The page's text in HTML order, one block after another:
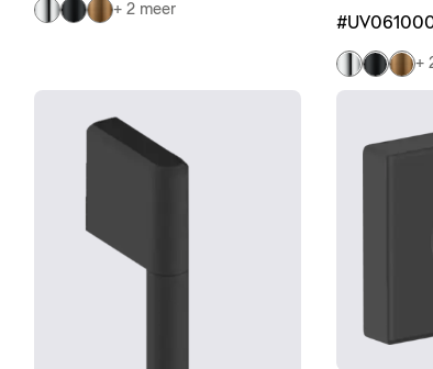
+ 2 meer
+